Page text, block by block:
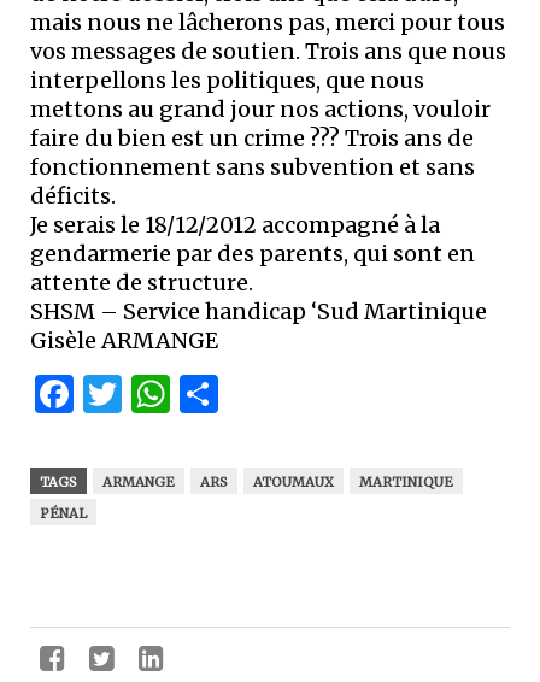
mais nous ne lâcherons pas, merci pour tous
vos messages de soutien. Trois ans que nous
interpellons les politiques, que nous
mettons au grand jour nos actions, vouloir
faire du bien est un crime ??? Trois ans de
fonctionnement sans subvention et sans
déficits.
Je serais le 18/12/2012 accompagné à la
gendarmerie par des parents, qui sont en
attente de structure.
SHSM – Service handicap ‘Sud Martinique
Gisèle ARMANGE
Facebook
Twitter
WhatsApp
TAGS ARMANGE ARS ATOUMAUX
MARTINIQUE
PÉNAL